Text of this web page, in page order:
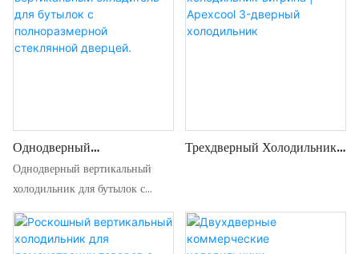
Однодверный
Вертикальный Охладитель
Для Бутылок С
Стеклянной Дверцей.
Однодверный вертикальный
холодильник для бутылок с
полноразмерной стеклянной
дверцей разработан специально
для коммерческого
Трехдверный Холодильник-